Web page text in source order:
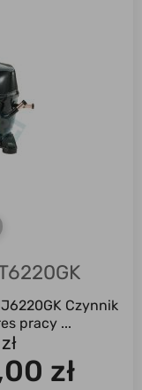
Czynnik
pracy ...
zł